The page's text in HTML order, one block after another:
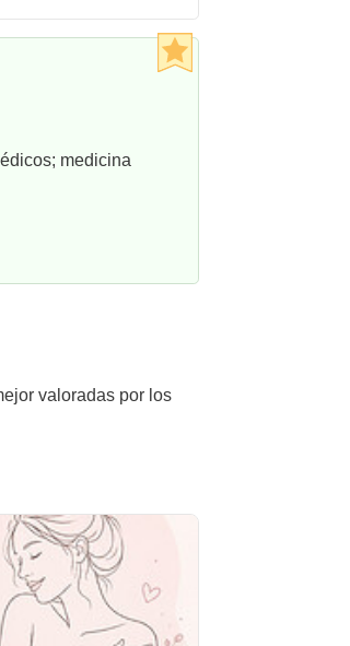
medicina
valoradas por los